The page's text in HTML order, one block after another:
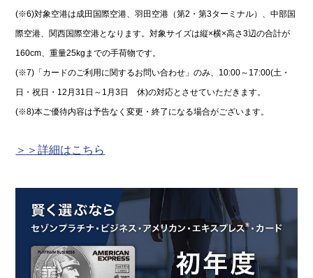
(※6)対象空港は成田国際空港、羽田空港（第2・第3ターミナル）、中部国
際空港、関西国際空港となります。対象サイズは縦×横×高さ3辺の合計が
160cm、重量25kgまでの手荷物です。
(※7)「カードのご利用に関するお問い合わせ」のみ、10:00～17:00(土・
日・祝日・12月31日～1月3日 休)の対応とさせていただきます。
(※8)本ご優待内容は予告なく変更・終了になる場合がございます。
＞＞詳細はこちら